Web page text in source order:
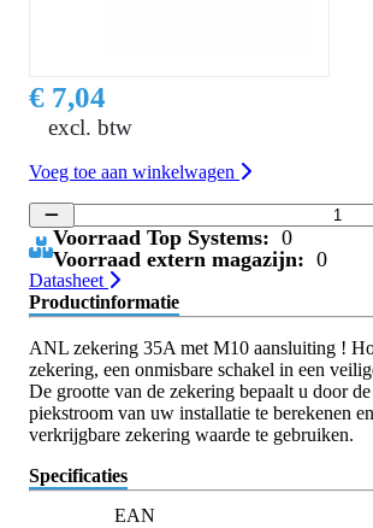
€ 7,04
excl. btw
Voeg toe aan winkelwagen
Voorraad Top Systems: 0
Voorraad extern magazijn: 0
Datasheet
Productinformatie
ANL zekering 35A met M10 aansluiting !
zekering, een onmisbare schakel in een
De grootte van de zekering bepaalt u door
piekstroom van uw installatie te berekenen
verkrijgbare zekering waarde te gebruiken.
Specificaties
EAN